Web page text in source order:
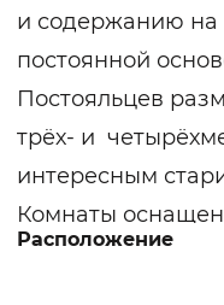
и содержанию
постоянной
Постояльцев
трёх- и
интересным
Комнаты
тумбочками,
Расположение